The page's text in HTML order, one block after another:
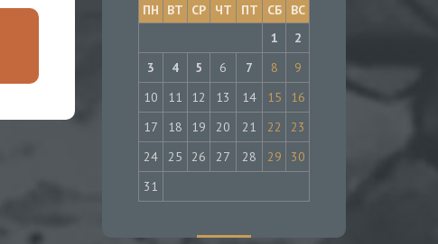
ПН
ВТ СР ЧТ ПТ СБ
ВС
1
2
3
4 5 6 7 8
9
10
11 12 13 14 15
16
17
18 19 20 21 22
23
24
25 26 27 28 29
30
31